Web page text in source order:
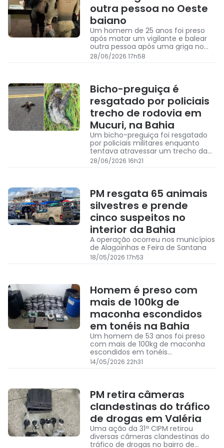
outra pessoa no Oeste
baiano
Um homem de 25 anos foi preso
após matar um vigilante e balear
outra pessoa após uma griga no
município de São Desidério, no
Oeste baiano
28/06/2026 17h58
Bicho-preguiça é
resgatado por policiais
trecho de rodovia em
Mucuri, na Bahia
Um bicho-preguiça foi resgatado
por policiais militares enquanto
tentava atravessar um trecho da
rodovia BA-698, em Mucuri, cidade
do Extremo Sul da Bahia
28/06/2026 16h21
PM resgata 65 animais
silvestres e prende
cinco suspeitos no
interior da Bahia
A operação ocorreu nos municípios
de Alagoinhas e Feira de Santana
18/05/2026 17h53
Homem é preso com
mais de 100kg de
maconha escondidos
em tonéis na Bahia
Um homem de 53 anos foi preso
com mais de 100kg de maconha
escondidos em tonéis
transportados numa caminhonete,
em Feira de Santana
14/05/2026 22h31
PM retira câmeras
clandestinas do tráfico
de drogas em Valéria
Uma ação da 31ª CIPM retirou
diversas câmeras clandestinas do
tráfico de drogas no bairro de